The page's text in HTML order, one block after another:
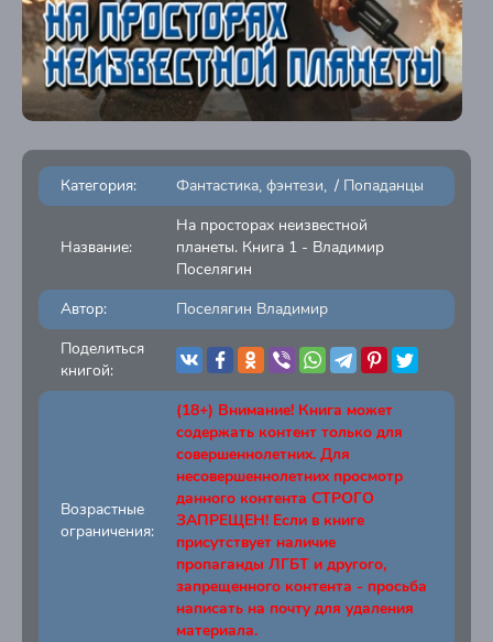
Категория: Фантастика, фэнтези / Попаданцы
Название:
На просторах неизвестной
планеты. Книга 1 - Владимир
Поселягин
Автор:
Поселягин Владимир
Поделиться
книгой:
Возрастные
ограничения:
(18+) Внимание! Книга может
содержать контент только для
совершеннолетних. Для
несовершеннолетних просмотр
данного контента СТРОГО
ЗАПРЕЩЕН! Если в книге
присутствует наличие
пропаганды ЛГБТ и другого,
запрещенного контента - просьба
написать на почту для удаления
материала.